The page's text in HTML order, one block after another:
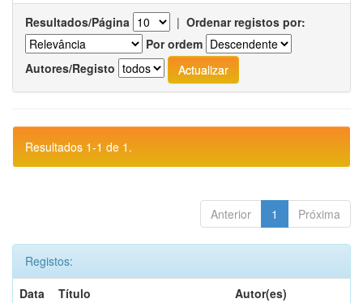
Resultados/Página | Ordenar registos por:
Por ordem
Autores/Registo
Resultados 1-1 de 1.
Anterior 1 Próxima
Registos:
Data
Título
Autor(es)